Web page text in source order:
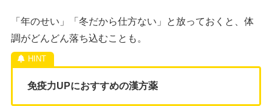
「年のせい」「冬だから仕方ない」と放っておくと、体
調がどんどん落ち込むことも。
免疫力UPにおすすめの漢方薬